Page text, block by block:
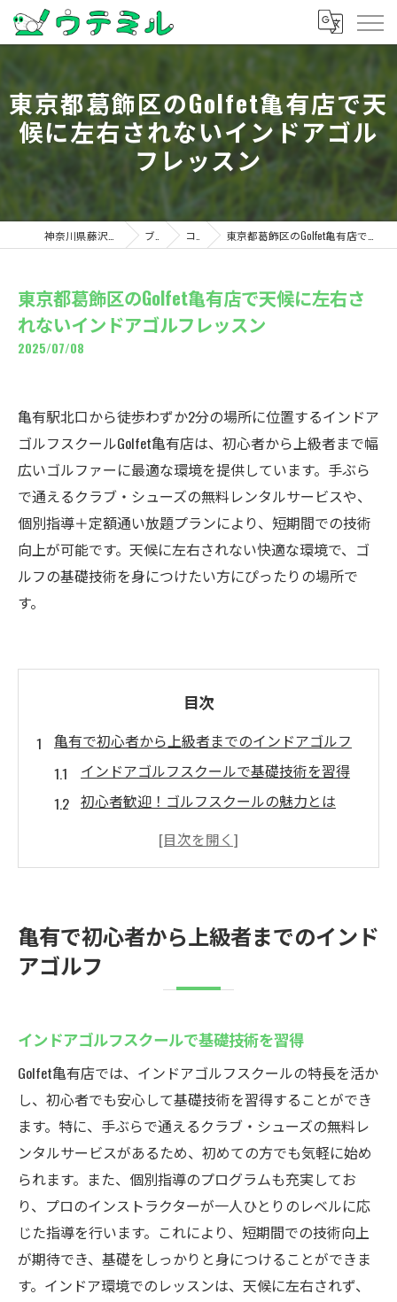
東京都葛飾区のGolfet亀有店で天
候に左右されないインドアゴル
フレッスン
ブログ コラム 東京都葛飾区のGolfet亀有店で天候に左右されないインドアゴルフレッスン
東京都葛飾区のGolfet亀有店で天候に左右さ
れないインドアゴルフレッスン
2025/07/08
亀有駅北口から徒歩わずか2分の場所に位置するインドア
ゴルフスクールGolfet亀有店は、初心者から上級者まで幅
広いゴルファーに最適な環境を提供しています。手ぶら
で通えるクラブ・シューズの無料レンタルサービスや、
個別指導＋定額通い放題プランにより、短期間での技術
向上が可能です。天候に左右されない快適な環境で、ゴ
ルフの基礎技術を身につけたい方にぴったりの場所で
す。
目次
亀有で初心者から上級者までのインドアゴルフ
インドアゴルフスクールで基礎技術を習得
初心者歓迎！ゴルフスクールの魅力とは
スキルアップを目指すゴルフレッスンの選
ル
仕事帰りに最適なゴルフスクール情報
ルフェ
駅近で通いやすいインドアゴルフ
手ぶらでOK！便利なゴルフスクール
無料レンタルが魅力のゴルフスクール
仕事帰りに寄れる立地の良さ
ゴルフェの特長とお得なサービス
駅近で始めるゴルフライフの魅力
天候に左右されない快適なインドアゴルフレッ
スン
亀有で初心者から上級者までのインド
アゴルフ
インドアゴルフスクールで基礎技術を習得
Golfet亀有店では、インドアゴルフスクールの特長を活か
し、初心者でも安心して基礎技術を習得することができ
ます。特に、手ぶらで通えるクラブ・シューズの無料レ
ンタルサービスがあるため、初めての方でも気軽に始め
られます。また、個別指導のプログラムも充実してお
り、プロのインストラクターが一人ひとりのレベルに応
じた指導を行います。これにより、短期間での技術向上
が期待でき、基礎をしっかりと身につけることができま
す。インドア環境でのレッスンは、天候に左右されず、